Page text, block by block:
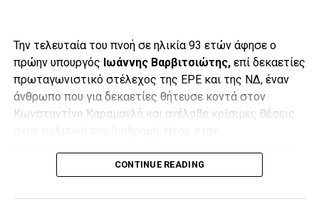
Έπειτα, με δάκρυα στα μάτια και λυγίζοντας πολλές φορές
από τη συγκίνηση,ο γιος του Μιλτιάδης Βαρβιτσιώτης
Την τελευταία του πνοή σε ηλικία 93 ετών άφησε ο
πρώην υπουργός Ιωάννης Βαρβιτσιώτης,επί δεκαετίες
πρωταγωνιστικό στέλεχος της ΕΡΕ και της ΝΔ, έναν
άνθρωπο που για δεκαετίες θήτευσε κοντά στον
Κωνσταντίνο Καραμανλή και ανέλαβε κρίσιμες θέσεις
από τους ελάχιστους εν ζωή προδικτατορικούς
CONTINUE READING